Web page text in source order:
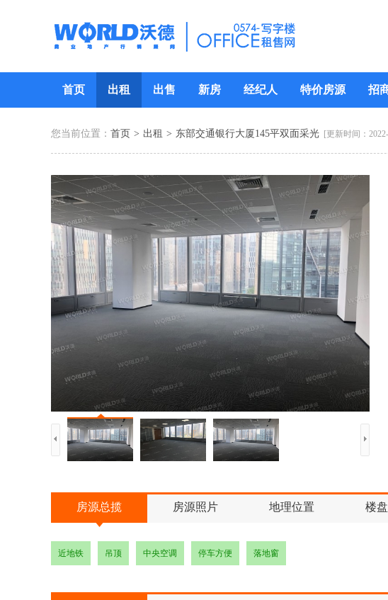
首页 出租 出售 新房 经纪人 特价房源 招
您当前位置： 首页 > 出租 > 东部交通银行大厦145平双面采光 [更新时间：
房源总揽 房源照片 地理位置 楼
近地铁 吊顶 中央空调 停车方便 落地窗